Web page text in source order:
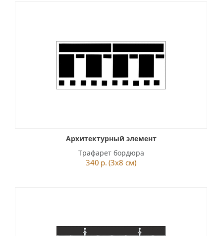
Архитектурный элемент
Трафарет бордюра
340 р. (3x8 см)